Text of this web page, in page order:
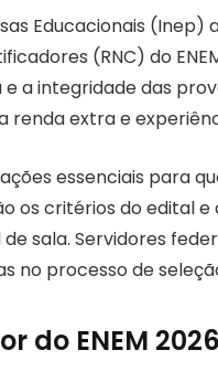
Educacionais
(RNC) do
a integridade das
renda extra e
essenciais para
os critérios do edital
sala. Servidores
no processo de
do ENEM 2026